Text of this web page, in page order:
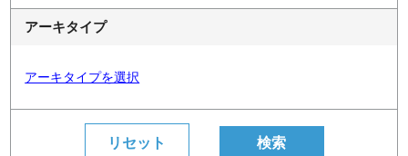
アーキタイプ
アーキタイプを選択